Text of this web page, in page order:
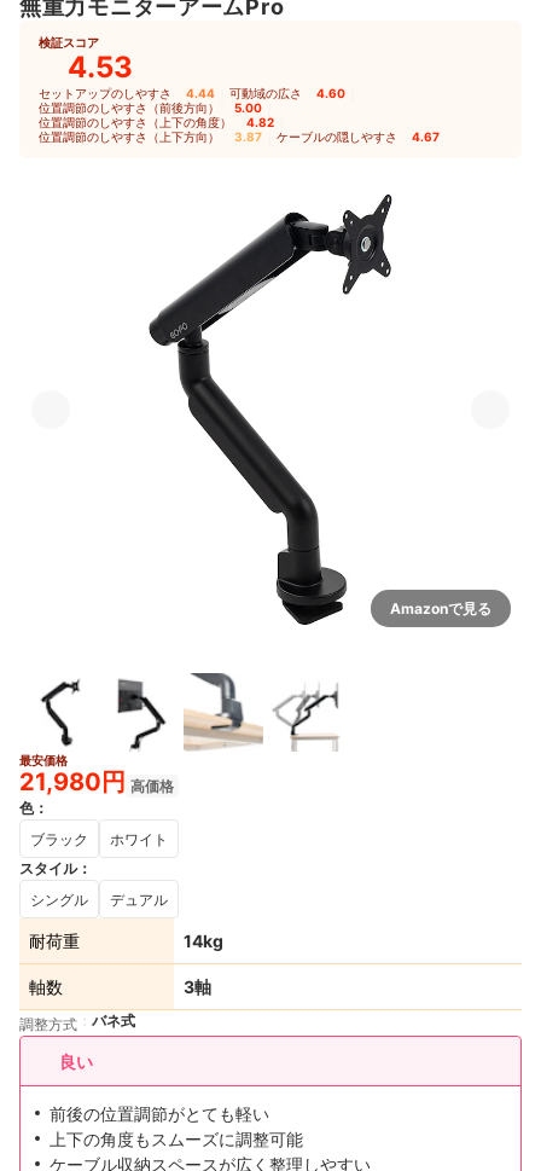
無重力モニターアームPro
検証スコア
4.53
セットアップのしやすさ 4.44 可動域の広さ 4.60
位置調節のしやすさ（前後方向） 5.00
位置調節のしやすさ（上下の角度） 4.82
位置調節のしやすさ（上下方向） 3.87 ケーブルの隠しやすさ 4.67
Amazonで見る
最安価格
21,980円 高価格
色：
ブラック
ホワイト
スタイル：
シングル
デュアル
耐荷重 14kg
軸数 3軸
調整方式 バネ式
良い
前後の位置調節がとても軽い
上下の角度もスムーズに調整可能
ケーブル収納スペースが広く整理しやすい